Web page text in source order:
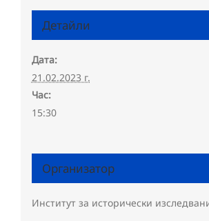
Детайли
Дата:
21.02.2023 г.
Час:
15:30
Организатор
Институт за исторически